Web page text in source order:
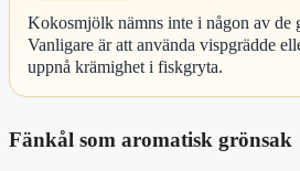
Kokosmjölk nämns inte i någon av de
Vanligare är att använda vispgrädde
uppnå krämighet i fiskgryta.
Fänkål som aromatisk grönsak